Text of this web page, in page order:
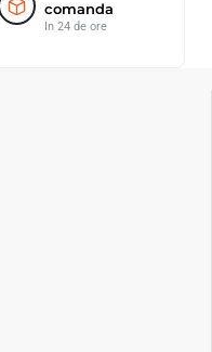
comanda
In 24 de ore